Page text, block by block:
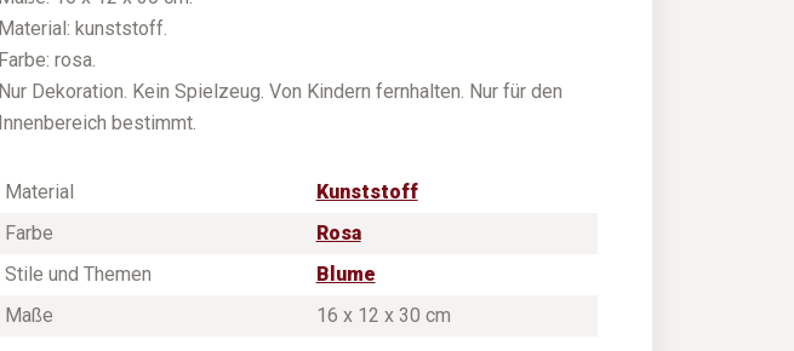
Material: kunststoff.
Farbe: rosa.
Nur Dekoration. Kein Spielzeug. Von Kindern fernhalten. Nur für den
Innenbereich bestimmt.
Material
Kunststoff
Farbe
Rosa
Stile und Themen
Blume
Maße
16 x 12 x 30 cm